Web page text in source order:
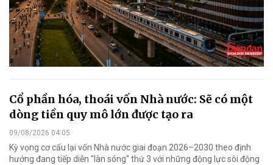
Cổ phần hóa, thoái vốn Nhà nước: Sẽ có một
dòng tiền quy mô lớn được tạo ra
09/08/2026 04:05
Kỳ vọng cơ cấu lại vốn Nhà nước giai đoạn 2026–2030 theo định
hướng đang tiếp diễn "làn sóng" thứ 3 với những động lực sôi động